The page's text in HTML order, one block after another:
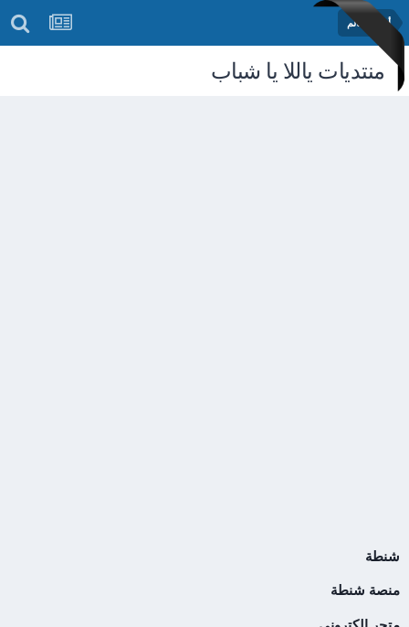
أخبار العالم
منتديات ياللا يا شباب
شنطة
منصة شنطة